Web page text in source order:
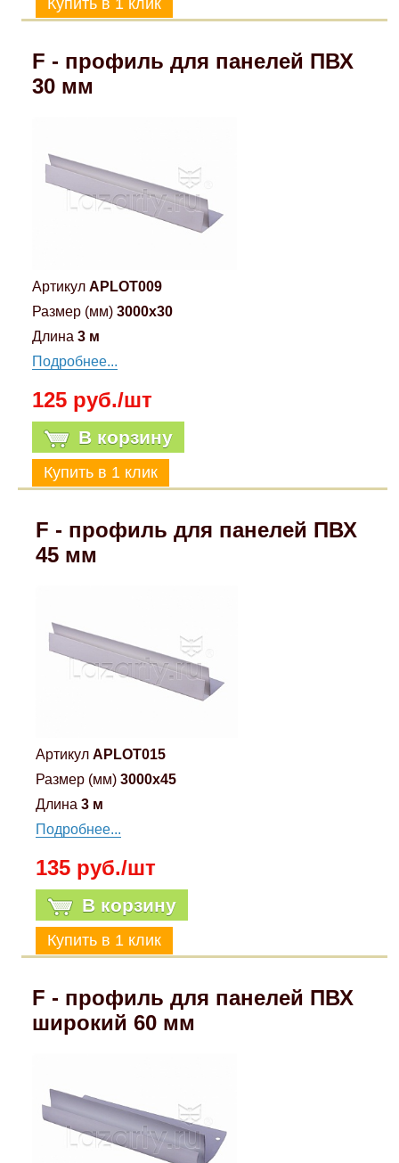
F - профиль для панелей ПВХ
30 мм
Артикул APLOT009
Размер (мм) 3000x30
Длина 3 м
Подробнее...
125 руб./шт
В корзину
F - профиль для панелей ПВХ
45 мм
Артикул APLOT015
Размер (мм) 3000x45
Длина 3 м
Подробнее...
135 руб./шт
В корзину
F - профиль для панелей ПВХ
широкий 60 мм